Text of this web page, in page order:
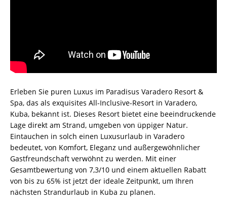
Erleben Sie puren Luxus im Paradisus Varadero Resort &
Spa, das als exquisites All-Inclusive-Resort in Varadero,
Kuba, bekannt ist. Dieses Resort bietet eine beeindruckende
Lage direkt am Strand, umgeben von üppiger Natur.
Eintauchen in solch einen Luxusurlaub in Varadero
bedeutet, von Komfort, Eleganz und außergewöhnlicher
Gastfreundschaft verwöhnt zu werden. Mit einer
Gesamtbewertung von 7,3/10 und einem aktuellen Rabatt
von bis zu 65% ist jetzt der ideale Zeitpunkt, um Ihren
nächsten Strandurlaub in Kuba zu planen.